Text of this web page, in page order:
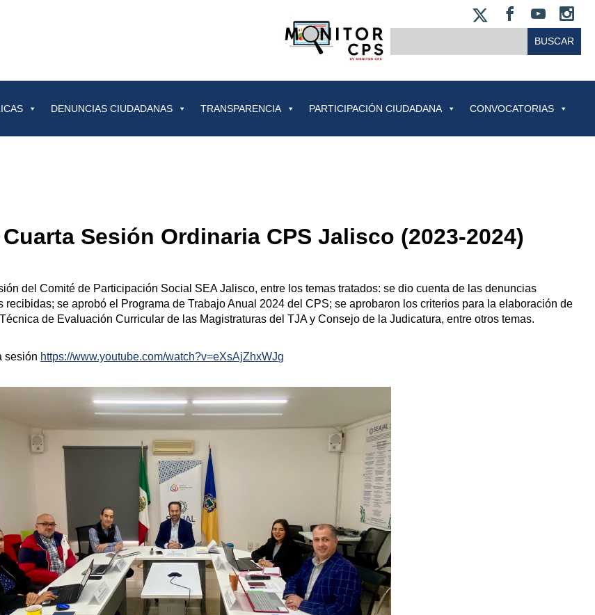
FACEBOOK
DENUNCIAS CIUDADANAS TRANSPARENCIA PARTICIPACIÓN CIUDADANA CONVOCATORIAS
Cuarta Sesión Ordinaria CPS Jalisco (2023-2024)
del Comité de Participación Social SEA Jalisco, entre los temas tratados: se dio cuenta de las denuncias
recibidas; se aprobó el Programa de Trabajo Anual 2024 del CPS; se aprobaron los criterios para la elaboración de
de Evaluación Curricular de las Magistraturas del TJA y Consejo de la Judicatura, entre otros temas.
sesión https://www.youtube.com/watch?v=eXsAjZhxWJg